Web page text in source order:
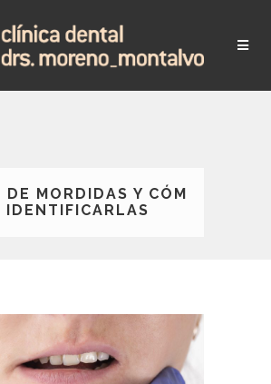
DE MORDIDAS Y CÓM
IDENTIFICARLAS